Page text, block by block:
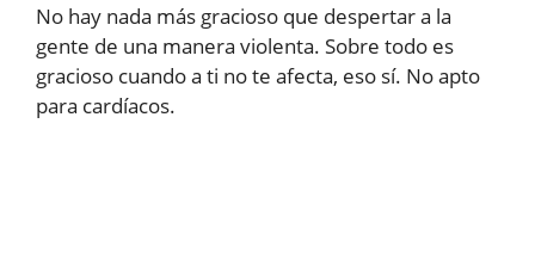
No hay nada más gracioso que despertar a la
gente de una manera violenta. Sobre todo es
gracioso cuando a ti no te afecta, eso sí. No apto
para cardíacos.